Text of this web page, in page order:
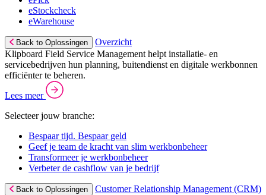
eStockcheck
eWarehouse
Back to Oplossingen
Overzicht
Klipboard Field Service Management helpt installatie- en
servicebedrijven hun planning, buitendienst en digitale werkbonnen
efficiënter te beheren.
Lees meer
Selecteer jouw branche:
Bespaar tijd. Bespaar geld
Geef je team de kracht van slim werkbonbeheer
Transformeer je werkbonbeheer
Verbeter de cashflow van je bedrijf
Back to Oplossingen Customer Relationship Management (CRM)